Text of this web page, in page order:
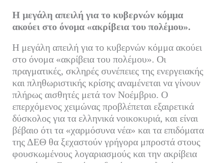
Η μεγάλη απειλή για το κυβερνών κόμμα
ακούει στο όνομα «ακρίβεια του πολέμου».
Η μεγάλη απειλή για το κυβερνών κόμμα ακούει
στο όνομα «ακρίβεια του πολέμου». Οι
πραγματικές, σκληρές συνέπειες της ενεργειακής
και πληθωριστικής κρίσης αναμένεται να γίνουν
πλήρως αισθητές μετά τον Νοέμβριο. Ο
επερχόμενος χειμώνας προβλέπεται εξαιρετικά
δύσκολος για τα ελληνικά νοικοκυριά, και είναι
βέβαιο ότι τα «χαρμόσυνα νέα» και τα επιδόματα
της ΔΕΘ θα ξεχαστούν γρήγορα μπροστά στους
φουσκωμένους λογαριασμούς και την ακρίβεια